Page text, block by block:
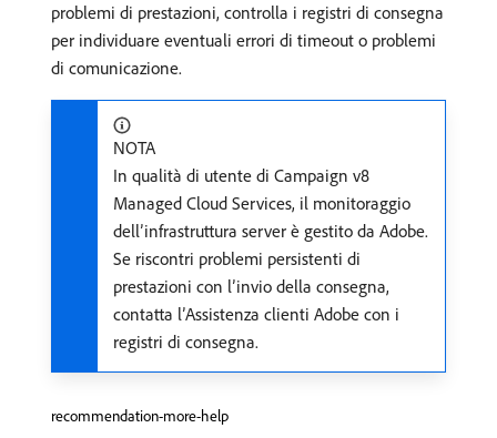
problemi di prestazioni, controlla i registri di consegna
per individuare eventuali errori di timeout o problemi
di comunicazione.
NOTA
In qualità di utente di Campaign v8
Managed Cloud Services, il monitoraggio
dell’infrastruttura server è gestito da Adobe.
Se riscontri problemi persistenti di
prestazioni con l’invio della consegna,
contatta l’Assistenza clienti Adobe con i
registri di consegna.
recommendation-more-help